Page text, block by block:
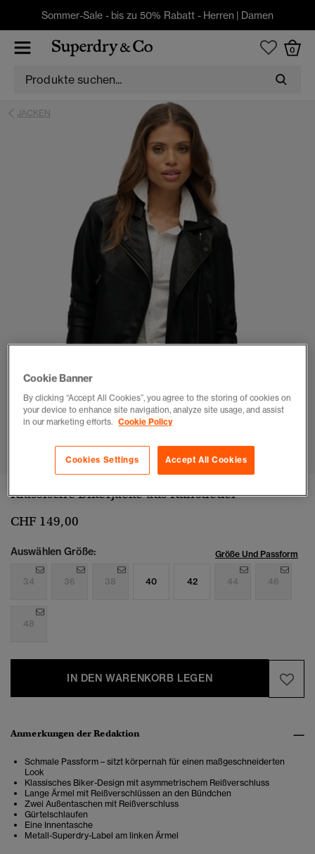
Sommer-Sale - bis zu 50% Rabatt - Herren | Damen
0
JACKEN
Klassische Bikerjacke aus Kunstleder
CHF 149,00
Auswählen Größe: Größe Und Passform
34 36 38 40 42 44 46
48
IN DEN WARENKORB LEGEN
Anmerkungen der Redaktion
Schmale Passform – sitzt körpernah für einen maßgeschneiderten
Look
Klassisches Biker-Design mit asymmetrischem Reißverschluss
Lange Ärmel mit Reißverschlüssen an den Bündchen
Zwei Außentaschen mit Reißverschluss
Gürtelschlaufen
Eine Innentasche
Metall-Superdry-Label am linken Ärmel
Cookie Banner
By clicking “Accept All Cookies”, you agree to the storing of cookies on
your device to enhance site navigation, analyze site usage, and assist
in our marketing efforts. Cookie Policy
Accept All Cookies
Cookies Settings